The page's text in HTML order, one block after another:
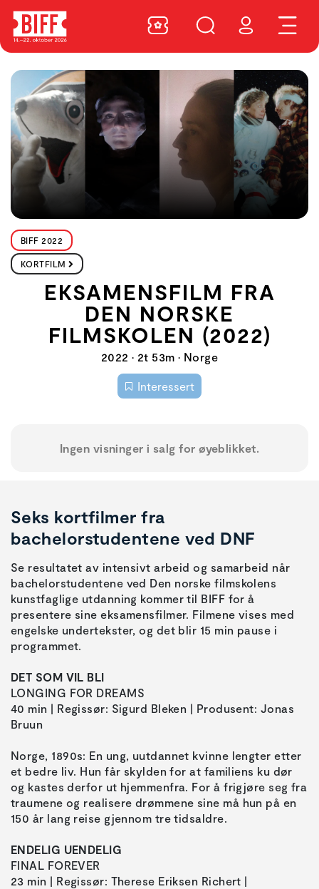
BIFF 2022
KORTFILM
EKSAMENSFILM FRA
DEN NORSKE
FILMSKOLEN (2022)
2022 • 2t 53m • Norge
Interessert
Ingen visninger i salg for øyeblikket.
Seks kortfilmer fra
bachelorstudentene ved DNF
Se resultatet av intensivt arbeid og samarbeid når
bachelorstudentene ved Den norske filmskolens
kunstfaglige utdanning kommer til BIFF for å
presentere sine eksamensfilmer. Filmene vises med
engelske undertekster, og det blir 15 min pause i
programmet.
DET SOM VIL BLI
LONGING FOR DREAMS
40 min | Regissør: Sigurd Bleken | Produsent: Jonas
Bruun
Norge, 1890s: En ung, uutdannet kvinne lengter etter
et bedre liv. Hun får skylden for at familiens ku dør
og kastes derfor ut hjemmenfra. For å frigjøre seg fra
traumene og realisere drømmene sine må hun på en
150 år lang reise gjennom tre tidsaldre.
ENDELIG UENDELIG
FINAL FOREVER
23 min | Regissør: Therese Eriksen Richert |